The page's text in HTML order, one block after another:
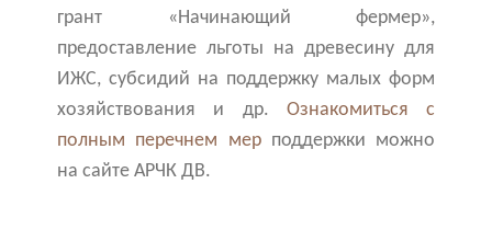
грант «Начинающий фермер»,
предоставление льготы на древесину для
ИЖС, субсидий на поддержку малых форм
хозяйствования и др. Ознакомиться с
полным перечнем мерподдержки можно
на сайте АРЧК ДВ.